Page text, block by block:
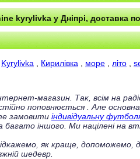
kyrylivka у Дніпрі, доставка по
Kyrylivka Кирилівка море літо
магазин. Так, всім на
поповнюється
. Але
замовити індивідуальну
багато іншого. Ми націлені на
як краще, допоможемо,
шедевр.